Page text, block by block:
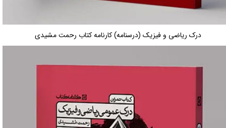
درک ریاضی و فیزیک (درسنامه) کارنامه کتاب رحمت مشیدی